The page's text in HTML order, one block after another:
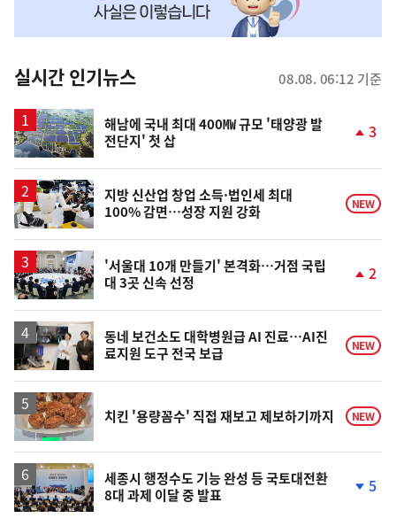
뉴
스
실시간 인기뉴스 08.08. 06:12 기준
해남에 국내 최대 400㎿ 규모 '태양광 발
전단지' 첫 삽
상
승
3
지방 신산업 창업 소득·법인세 최대
100% 감면…성장 지원 강화
NEW
'서울대 10개 만들기' 본격화…거점 국립
대 3곳 신속 선정
상
승
2
동네 보건소도 대학병원급 AI 진료…AI진
료지원 도구 전국 보급
NEW
치킨 '용량꼼수' 직접 재보고 제보하기까지 NEW
세종시 행정수도 기능 완성 등 국토대전환
8대 과제 이달 중 발표
5